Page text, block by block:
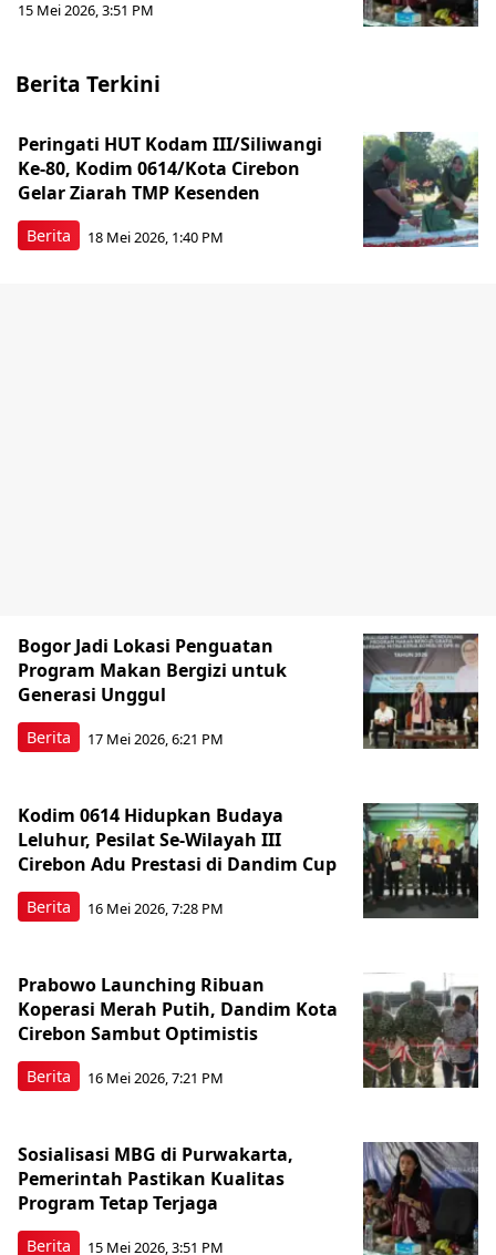
15 Mei 2026, 3:51 PM
Berita Terkini
Berita
Peringati HUT Kodam III/Siliwangi
Ke-80, Kodim 0614/Kota Cirebon
Gelar Ziarah TMP Kesenden
18 Mei 2026, 1:40 PM
Berita
Bogor Jadi Lokasi Penguatan
Program Makan Bergizi untuk
Generasi Unggul
17 Mei 2026, 6:21 PM
Berita
Kodim 0614 Hidupkan Budaya
Leluhur, Pesilat Se-Wilayah III
Cirebon Adu Prestasi di Dandim Cup
16 Mei 2026, 7:28 PM
Berita
Prabowo Launching Ribuan
Koperasi Merah Putih, Dandim Kota
Cirebon Sambut Optimistis
16 Mei 2026, 7:21 PM
Berita
Sosialisasi MBG di Purwakarta,
Pemerintah Pastikan Kualitas
Program Tetap Terjaga
15 Mei 2026, 3:51 PM